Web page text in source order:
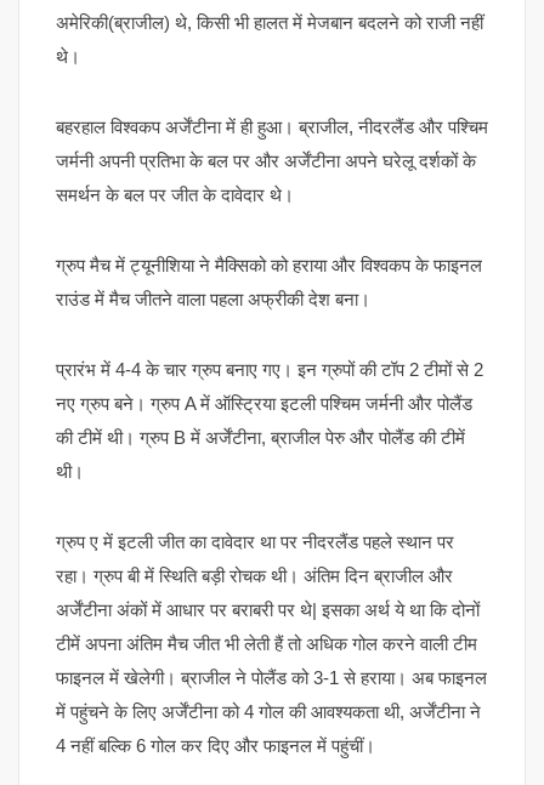
अमेरिकी(ब्राजील) थे, किसी भी हालत में मेजबान बदलने को राजी नहीं
थे।
बहरहाल विश्वकप अर्जेंटीना में ही हुआ। ब्राजील, नीदरलैंड और पश्चिम
जर्मनी अपनी प्रतिभा के बल पर और अर्जेंटीना अपने घरेलू दर्शकों के
समर्थन के बल पर जीत के दावेदार थे।
ग्रुप मैच में ट्यूनीशिया ने मैक्सिको को हराया और विश्वकप के फाइनल
राउंड में मैच जीतने वाला पहला अफ्रीकी देश बना।
प्रारंभ में 4-4 के चार ग्रुप बनाए गए। इन ग्रुपों की टॉप 2 टीमों से 2
नए ग्रुप बने। ग्रुप A में ऑस्ट्रिया इटली पश्चिम जर्मनी और पोलैंड
की टीमें थी। ग्रुप B में अर्जेंटीना, ब्राजील पेरु और पोलैंड की टीमें
थी।
ग्रुप ए में इटली जीत का दावेदार था पर नीदरलैंड पहले स्थान पर
रहा। ग्रुप बी में स्थिति बड़ी रोचक थी। अंतिम दिन ब्राजील और
अर्जेंटीना अंकों में आधार पर बराबरी पर थे| इसका अर्थ ये था कि दोनों
टीमें अपना अंतिम मैच जीत भी लेती हैं तो अधिक गोल करने वाली टीम
फाइनल में खेलेगी। ब्राजील ने पोलैंड को 3-1 से हराया। अब फाइनल
में पहुंचने के लिए अर्जेंटीना को 4 गोल की आवश्यकता थी, अर्जेंटीना ने
4 नहीं बल्कि 6 गोल कर दिए और फाइनल में पहुंचीं।